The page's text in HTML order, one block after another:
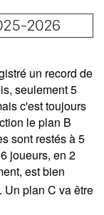
2026
un record de
seulement 5
c'est toujours
le plan B
sont restés à 5
joueurs, en 2
est bien
Un plan C va être